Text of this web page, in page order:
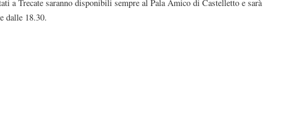
a Trecate saranno disponibili sempre al Pala Amico di Castelletto e sarà
dalle 18.30.